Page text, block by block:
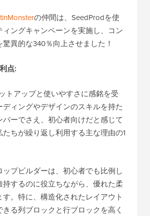
の仲間は、SeedProdを使
ィングキャンペーンを実施し、コン
異的な340％向上させました！
点:
トアップと使いやすさに感銘を受
ディングやデザインのスキルを持た
バーでさえ、初心者向けだと感じて
ちが繰り返し利用する主な理由の1
ップビルダーは、初心者でも比例し
持するのに役立ちながら、優れた柔
。特に、構造化されたレイアウト
る列ブロックと行ブロックを高く